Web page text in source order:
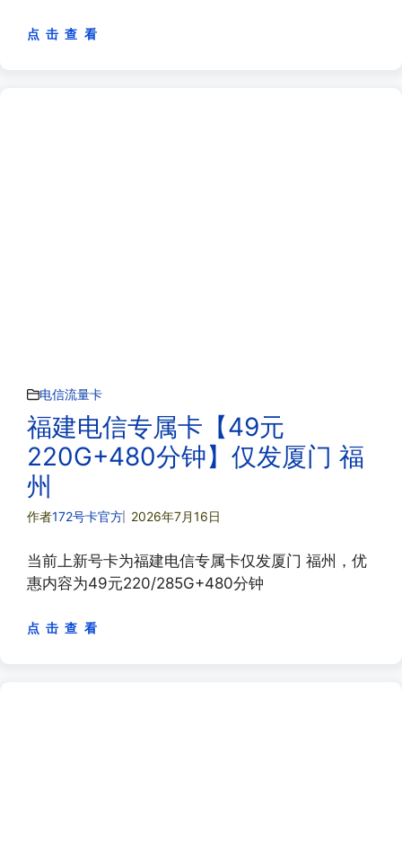
点 击 查 看
电信流量卡
福建电信专属卡【49元
220G+480分钟】仅发厦门 福
州
作者172号卡官方 2026年7月16日
当前上新号卡为福建电信专属卡仅发厦门 福州，优
惠内容为49元220/285G+480分钟
点 击 查 看